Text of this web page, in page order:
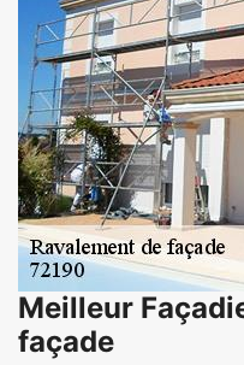
Meilleur
façade